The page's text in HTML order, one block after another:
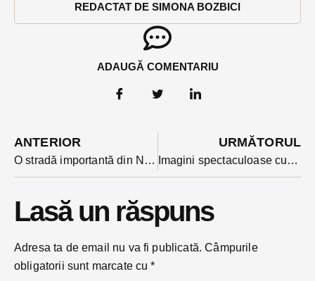
REDACTAT DE SIMONA BOZBICI
ADAUGĂ COMENTARIU
ANTERIOR
O stradă importantă din Năsăud va fi închisă parțial
URMĂTORUL
Imagini spectaculoase cu noul stadion din Rodna în nocturnă. Stadionul de 11,9 milioane de lei e în faza probelor-VIDEO
Lasă un răspuns
Adresa ta de email nu va fi publicată. Câmpurile
obligatorii sunt marcate cu*